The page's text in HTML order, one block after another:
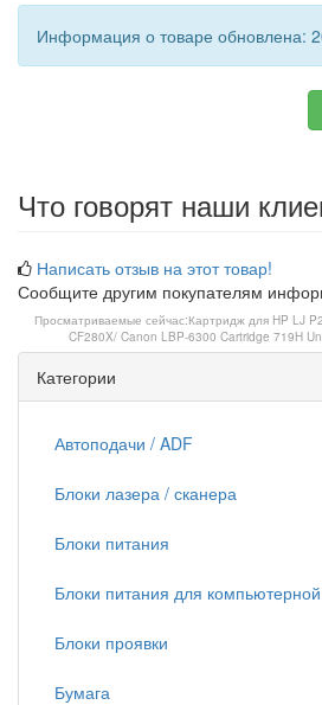
Информация о товаре обновлена:
Что говорят наши
Написать отзыв на этот товар!
Сообщите другим покупателям
Просматриваемые сейчас:Картридж для HP LJ
CF280X/ Canon LBP-6300 Cartridge 719H
Категории
Автоподачи / ADF
Блоки лазера / сканера
Блоки питания
Блоки питания для
Блоки проявки
Бумага